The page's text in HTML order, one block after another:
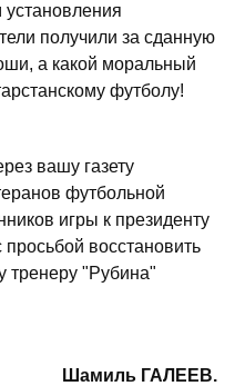
получили за сданную
а какой моральный
футболу!
вашу газету
футбольной
игры к президенту
восстановить
тренеру "Рубина"
Шамиль ГАЛЕЕВ.